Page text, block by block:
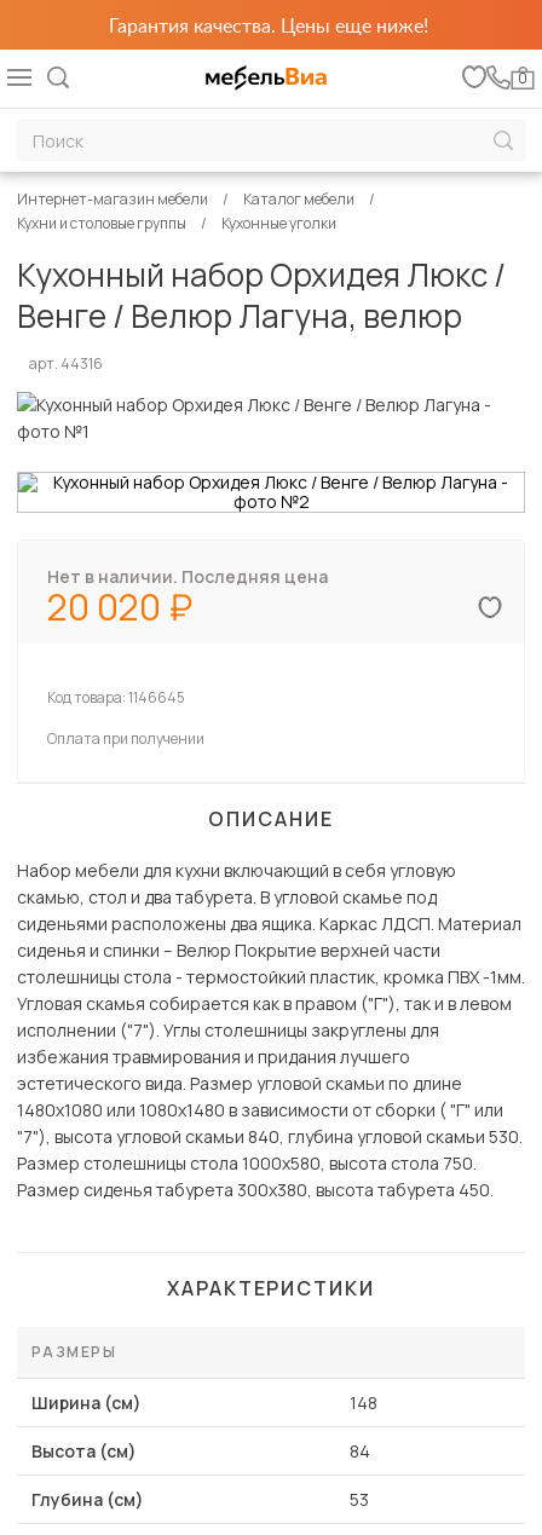
Гарантия качества. Цены еще ниже!
0
Интернет-магазин мебели
Каталог мебели
Кухни и столовые группы
Кухонные уголки
Кухонный набор Орхидея Люкс /
Венге / Велюр Лагуна, велюр
арт. 44316
Нет в наличии. Последняя цена
20 020
Код товара:1146645
Оплата при получении
ОПИСАНИЕ
Набор мебели для кухни включающий в себя угловую
скамью, стол и два табурета. В угловой скамье под
сиденьями расположены два ящика. Каркас ЛДСП. Материал
сиденья и спинки – Велюр Покрытие верхней части
столешницы стола - термостойкий пластик, кромка ПВХ -1мм.
Угловая скамья собирается как в правом ("Г"), так и в левом
исполнении ("7"). Углы столешницы закруглены для
избежания травмирования и придания лучшего
эстетического вида. Размер угловой скамьи по длине
1480х1080 или 1080х1480 в зависимости от сборки ( "Г" или
"7"), высота угловой скамьи 840, глубина угловой скамьи 530.
Размер столешницы стола 1000х580, высота стола 750.
Размер сиденья табурета 300х380, высота табурета 450.
ХАРАКТЕРИСТИКИ
РАЗМЕРЫ
Ширина (см) 148
Высота (см) 84
Глубина (см) 53